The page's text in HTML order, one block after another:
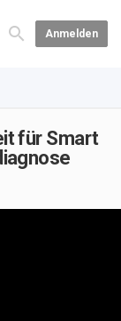
Anmelden
für Smart